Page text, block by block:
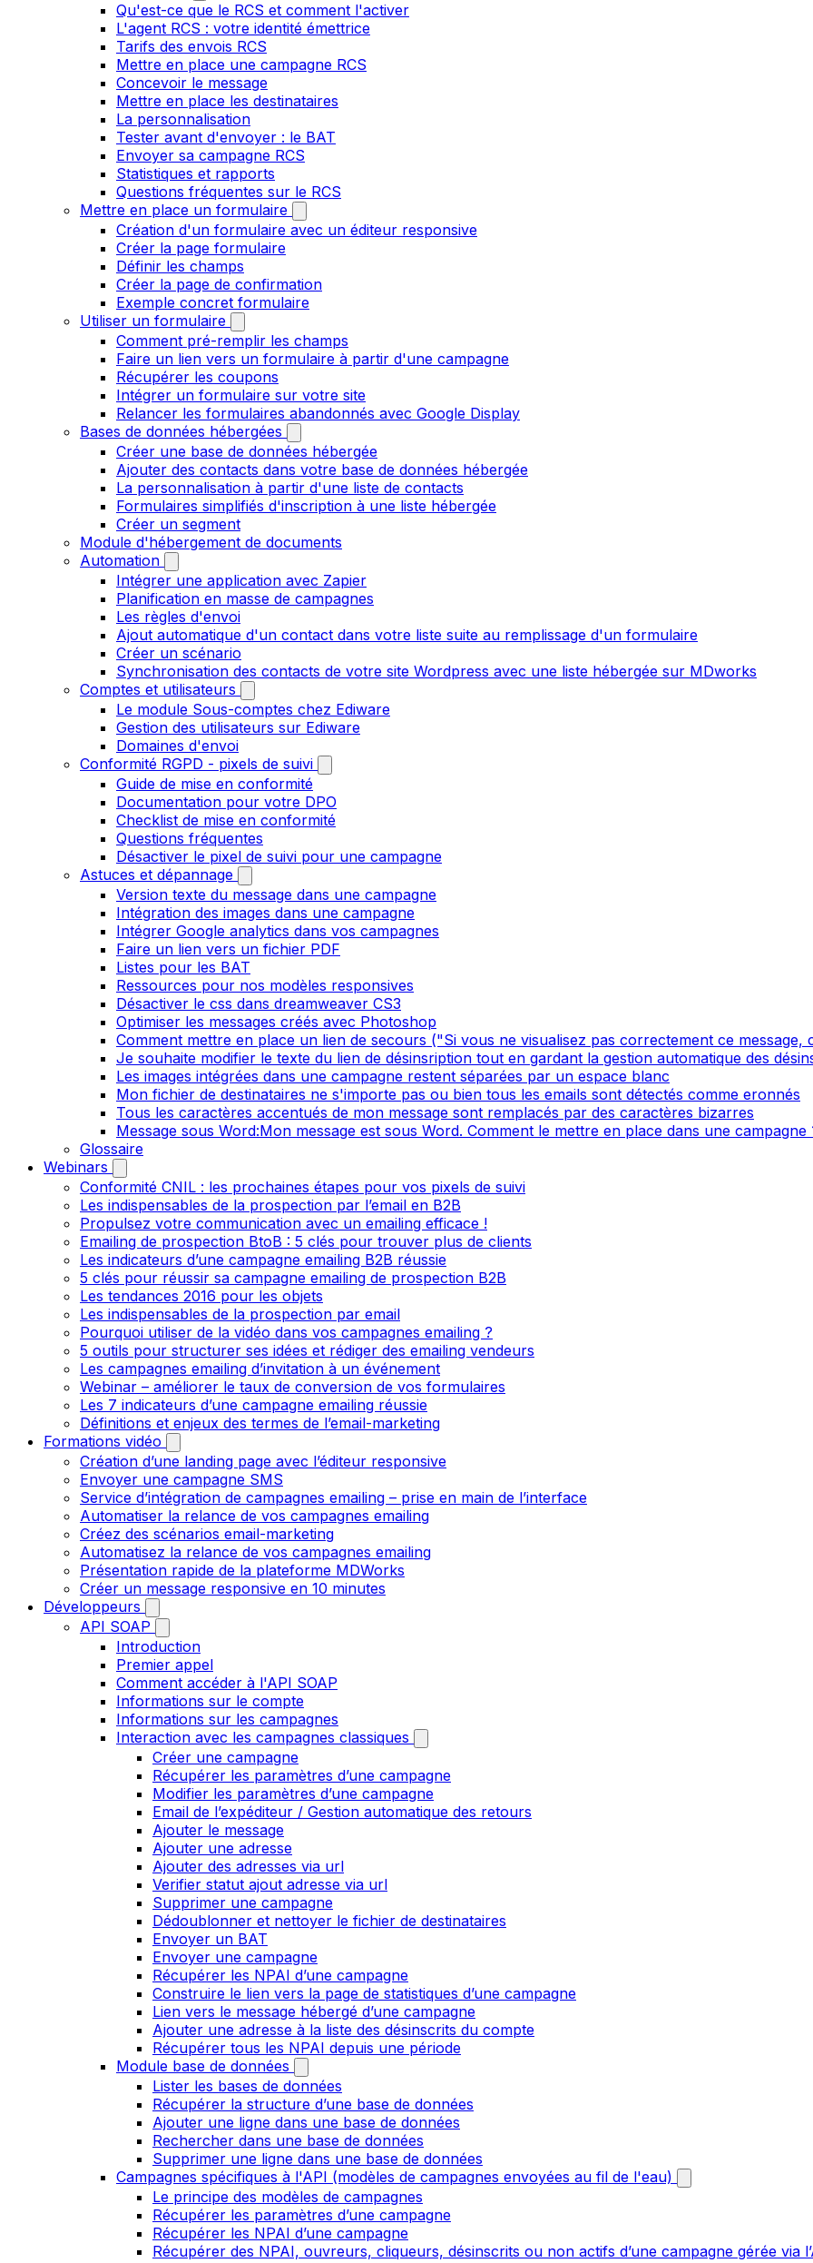
Qu'est-ce que le RCS et comment l'activer
L'agent RCS : votre identité émettrice
Tarifs des envois RCS
Mettre en place une campagne RCS
Concevoir le message
Mettre en place les destinataires
La personnalisation
Tester avant d'envoyer : le BAT
Envoyer sa campagne RCS
Statistiques et rapports
Questions fréquentes sur le RCS
Mettre en place un formulaire
Création d'un formulaire avec un éditeur responsive
Créer la page formulaire
Définir les champs
Créer la page de confirmation
Exemple concret formulaire
Utiliser un formulaire
Comment pré-remplir les champs
Faire un lien vers un formulaire à partir d'une campagne
Récupérer les coupons
Intégrer un formulaire sur votre site
Relancer les formulaires abandonnés avec Google Display
Bases de données hébergées
Créer une base de données hébergée
Ajouter des contacts dans votre base de données hébergée
La personnalisation à partir d'une liste de contacts
Formulaires simplifiés d'inscription à une liste hébergée
Créer un segment
Module d'hébergement de documents
Automation
Intégrer une application avec Zapier
Planification en masse de campagnes
Les règles d'envoi
Ajout automatique d'un contact dans votre liste suite au remplissage d'un formulaire
Créer un scénario
Synchronisation des contacts de votre site Wordpress avec une liste hébergée sur MDworks
Comptes et utilisateurs
Le module Sous-comptes chez Ediware
Gestion des utilisateurs sur Ediware
Domaines d'envoi
Conformité RGPD - pixels de suivi
Guide de mise en conformité
Documentation pour votre DPO
Checklist de mise en conformité
Questions fréquentes
Désactiver le pixel de suivi pour une campagne
Astuces et dépannage
Version texte du message dans une campagne
Intégration des images dans une campagne
Intégrer Google analytics dans vos campagnes
Faire un lien vers un fichier PDF
Listes pour les BAT
Ressources pour nos modèles responsives
Désactiver le css dans dreamweaver CS3
Optimiser les messages créés avec Photoshop
Comment mettre en place un lien de secours ("Si vous ne visualisez pas correctement ce message,
Je souhaite modifier le texte du lien de désinsription tout en gardant la gestion automatique des
Les images intégrées dans une campagne restent séparées par un espace blanc
Mon fichier de destinataires ne s'importe pas ou bien tous les emails sont détectés comme eronnés
Tous les caractères accentués de mon message sont remplacés par des caractères bizarres
Message sous Word:Mon message est sous Word. Comment le mettre en place dans une campagne
Glossaire
Webinars
Conformité CNIL : les prochaines étapes pour vos pixels de suivi
Les indispensables de la prospection par l’email en B2B
Propulsez votre communication avec un emailing efficace !
Emailing de prospection BtoB : 5 clés pour trouver plus de clients
Les indicateurs d’une campagne emailing B2B réussie
5 clés pour réussir sa campagne emailing de prospection B2B
Les tendances 2016 pour les objets
Les indispensables de la prospection par email
Pourquoi utiliser de la vidéo dans vos campagnes emailing ?
5 outils pour structurer ses idées et rédiger des emailing vendeurs
Les campagnes emailing d’invitation à un événement
Webinar – améliorer le taux de conversion de vos formulaires
Les 7 indicateurs d’une campagne emailing réussie
Définitions et enjeux des termes de l’email-marketing
Formations vidéo
Création d’une landing page avec l’éditeur responsive
Envoyer une campagne SMS
Service d’intégration de campagnes emailing – prise en main de l’interface
Automatiser la relance de vos campagnes emailing
Créez des scénarios email-marketing
Automatisez la relance de vos campagnes emailing
Présentation rapide de la plateforme MDWorks
Créer un message responsive en 10 minutes
Développeurs
API SOAP
Introduction
Premier appel
Comment accéder à l'API SOAP
Informations sur le compte
Informations sur les campagnes
Interaction avec les campagnes classiques
Créer une campagne
Récupérer les paramètres d’une campagne
Modifier les paramètres d’une campagne
Email de l’expéditeur / Gestion automatique des retours
Ajouter le message
Ajouter une adresse
Ajouter des adresses via url
Verifier statut ajout adresse via url
Supprimer une campagne
Dédoublonner et nettoyer le fichier de destinataires
Envoyer un BAT
Envoyer une campagne
Récupérer les NPAI d’une campagne
Construire le lien vers la page de statistiques d’une campagne
Lien vers le message hébergé d’une campagne
Ajouter une adresse à la liste des désinscrits du compte
Récupérer tous les NPAI depuis une période
Module base de données
Lister les bases de données
Récupérer la structure d’une base de données
Ajouter une ligne dans une base de données
Rechercher dans une base de données
Supprimer une ligne dans une base de données
Campagnes spécifiques à l'API (modèles de campagnes envoyées au fil de l'eau)
Le principe des modèles de campagnes
Récupérer les paramètres d’une campagne
Récupérer les NPAI d’une campagne
Récupérer des NPAI, ouvreurs, cliqueurs, désinscrits ou non actifs d’une campagne gérée via